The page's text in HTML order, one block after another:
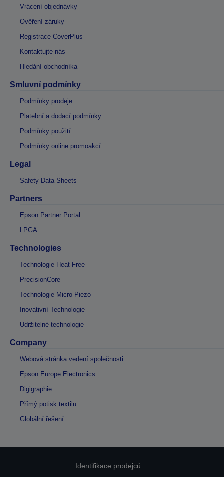
Vrácení objednávky
Ověření záruky
Registrace CoverPlus
Kontaktujte nás
Hledání obchodníka
Smluvní podmínky
Podmínky prodeje
Platební a dodací podmínky
Podmínky použití
Podmínky online promoakcí
Legal
Safety Data Sheets
Partners
Epson Partner Portal
LPGA
Technologies
Technologie Heat-Free
PrecisionCore
Technologie Micro Piezo
Inovativní Technologie
Udržitelné technologie
Company
Webová stránka vedení společnosti
Epson Europe Electronics
Digigraphie
Přímý potisk textilu
Globální řešení
Identifikace prodejců